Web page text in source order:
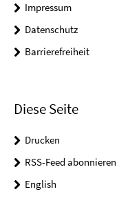
Impressum
Datenschutz
Barrierefreiheit
Diese Seite
Drucken
RSS-Feed abonnieren
English